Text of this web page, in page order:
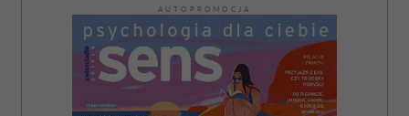
AUTOPROMOCJA